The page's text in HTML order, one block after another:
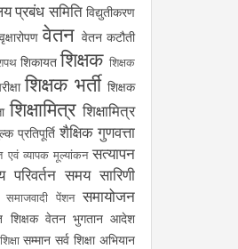
प्रबंध समिति विद्युतीकरण
वृक्षारोपण वेतन वेतन कटौती
शिकायत शिक्षक शिक्षक
शिक्षक भर्ती शिक्षक
शिक्षामित्र शिक्षामित्र
प्रतिपूर्ति शैक्षिक गुणवत्ता
एवं व्यापक मूल्यांकन सत्यापन
परिवर्तन समय सारिणी
समाजवादी पेंशन समायोजन
शिक्षक वेतन भुगतान आदेश
सम्मान सर्व शिक्षा अभियान